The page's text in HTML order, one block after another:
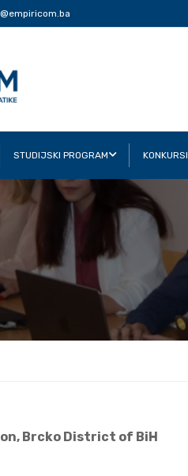
STUDIJSKI PROGRAM KONKURSI
Brcko District of BiH